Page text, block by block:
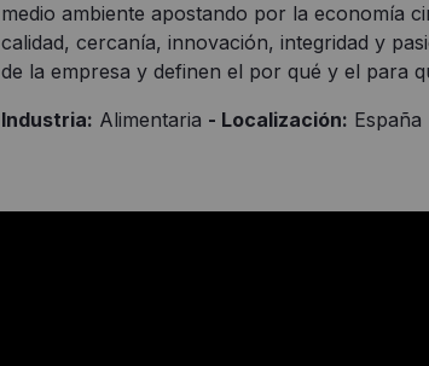
medio ambiente apostando por la economía
calidad, cercanía, innovación, integridad y
de la empresa y definen el por qué y el para
Industria: Alimentaria - Localización: España